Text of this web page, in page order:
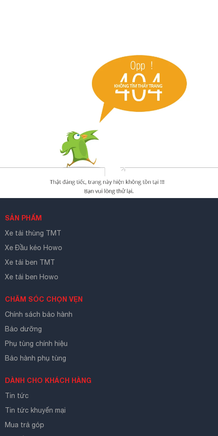
SẢN PHẨM
Xe tải thùng TMT
Xe Đầu kéo Howo
Xe tải ben TMT
Xe tải ben Howo
CHĂM SÓC CHỌN VẸN
Chính sách bảo hành
Bảo dưỡng
Phụ tùng chính hiệu
Bảo hành phụ tùng
DÀNH CHO KHÁCH HÀNG
Tin tức
Tin tức khuyến mại
Mua trả góp